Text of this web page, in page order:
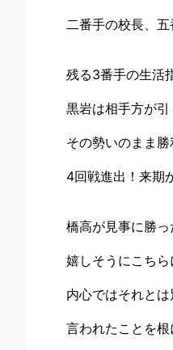
二番手の校長、
残る3番手の生活
黒岩は相手方が
その勢いのまま
4回戦進出！来期
橋高が見事に勝
嬉しそうにこち
内心ではそれと
言われたことを根